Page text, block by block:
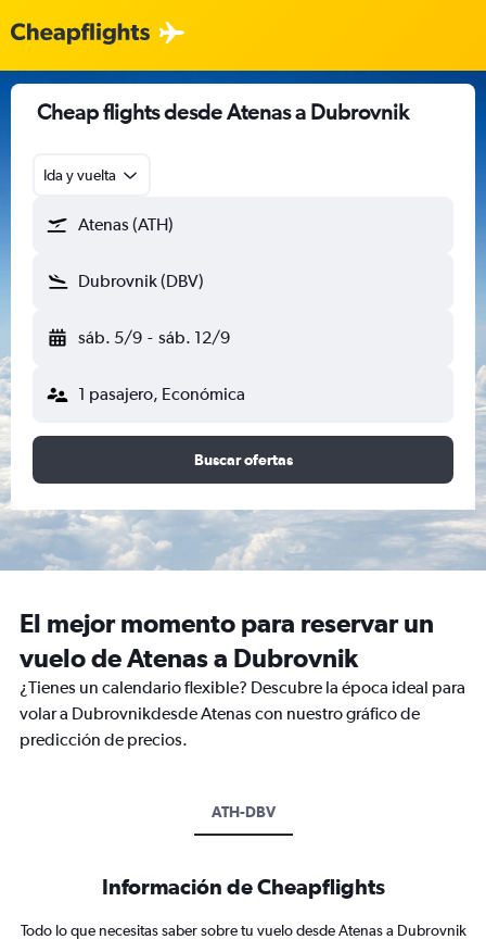
Cheap flights desde Atenas a Dubrovnik
Ida y vuelta
Atenas (ATH)
Dubrovnik (DBV)
sáb. 5/9 - sáb. 12/9
1 pasajero, Económica
Buscar ofertas
El mejor momento para reservar un
vuelo de Atenas a Dubrovnik
¿Tienes un calendario flexible? Descubre la época ideal para
volar a Dubrovnikdesde Atenas con nuestro gráfico de
predicción de precios.
ATH-DBV
Información de Cheapflights
Todo lo que necesitas saber sobre tu vuelo desde Atenas a Dubrovnik